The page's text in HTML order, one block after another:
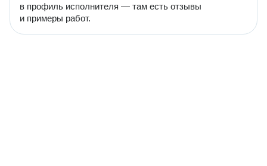
в профиль исполнителя — там есть отзывы
и примеры работ.